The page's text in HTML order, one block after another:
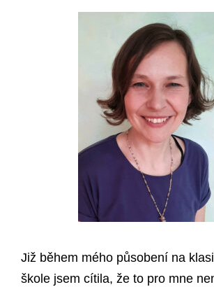
Již během mého působení na
škole jsem cítila, že to pro mne